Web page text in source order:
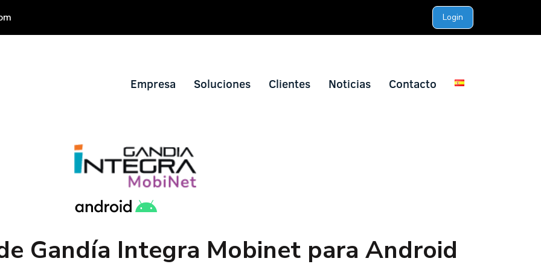
Login
Empresa Soluciones Clientes Noticias Contacto
Gandía Integra Mobinet para Android